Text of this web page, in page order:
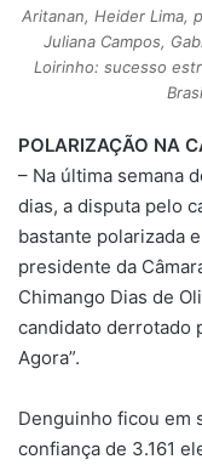
Aritanan, Heider Lima,
Juliana Campos,
Loirinho: sucesso
POLARIZAÇÃO NA
– Na última semana
dias, a disputa pelo
bastante polarizada
presidente da
Chimango Dias de
candidato derrotado
Agora”.
Denguinho ficou em
confiança de 3.161